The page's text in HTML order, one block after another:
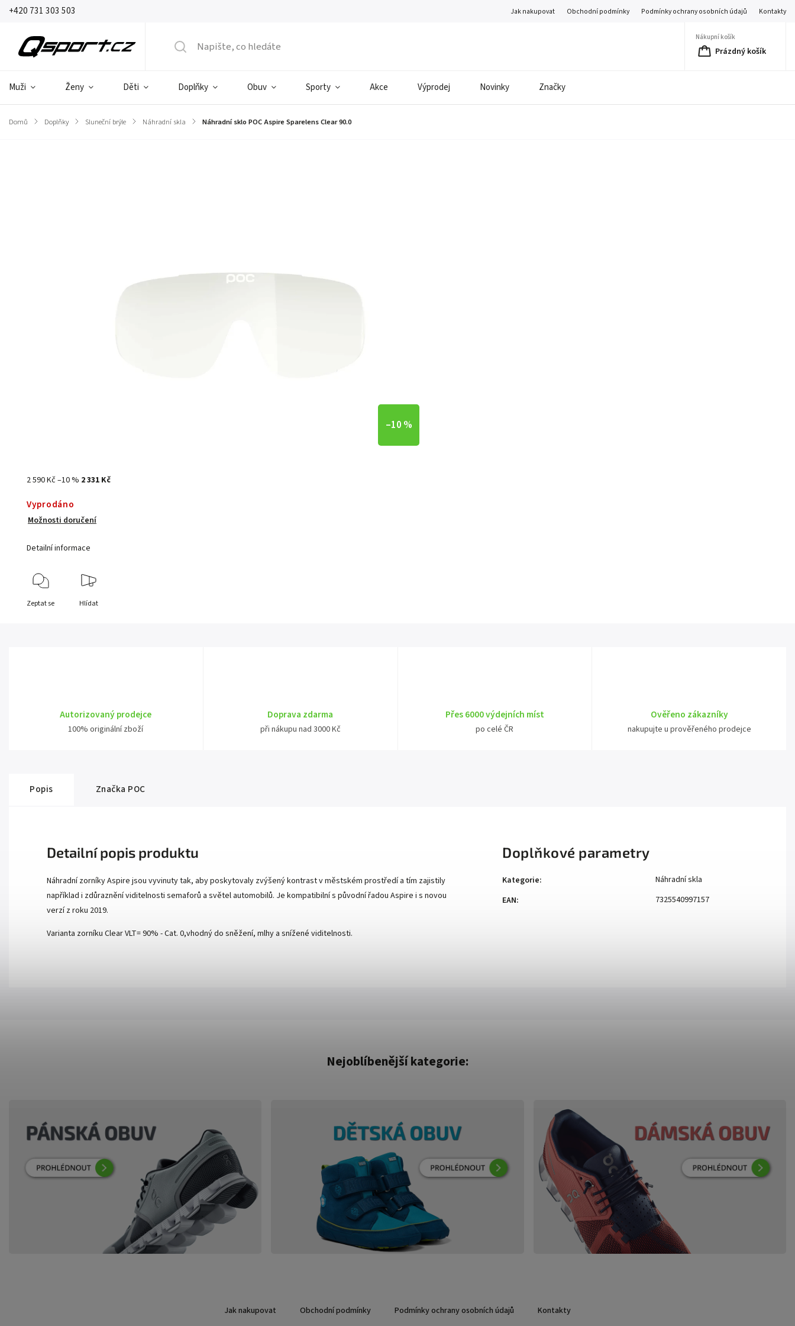
+420 731 303 503 Jak nakupovat Obchodní podmínky Podmínky ochrany osobních údajů Kontakty
Nákupní košík
Prázdný košík
Muži Ženy Děti Doplňky Obuv Sporty Akce Výprodej Novinky Značky
Domů / Doplňky / Sluneční brýle / Náhradní skla / Náhradní sklo POC Aspire Sparelens Clear 90.0
–10 %
2 590 Kč–10 % 2 331 Kč
Vyprodáno
Možnosti doručení
Detailní informace
Zeptat se Hlídat
Autorizovaný prodejce
100% originální zboží
Doprava zdarma
při nákupu nad 3000 Kč
Přes 6000 výdejních míst
po celé ČR
Ověřeno zákazníky
nakupujte u prověřeného prodejce
Popis Značka POC
Detailní popis produktu
Náhradní zorníky Aspire jsou vyvinuty tak, aby poskytovaly zvýšený kontrast v městském prostředí a tím zajistily
například i zdůraznění viditelnosti semaforů a světel automobilů. Je kompatibilní s původní řadou Aspire i s novou
verzí z roku 2019.
Varianta zorníku Clear VLT= 90% - Cat. 0,vhodný do sněžení, mlhy a snížené viditelnosti.
Doplňkové parametry
Kategorie:
Náhradní skla
EAN: 7325540997157
Nejoblíbenější kategorie:
Jak nakupovat Obchodní podmínky Podmínky ochrany osobních údajů Kontakty